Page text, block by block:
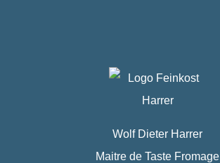
Wolf Dieter Harrer
Maitre de Taste Fromage